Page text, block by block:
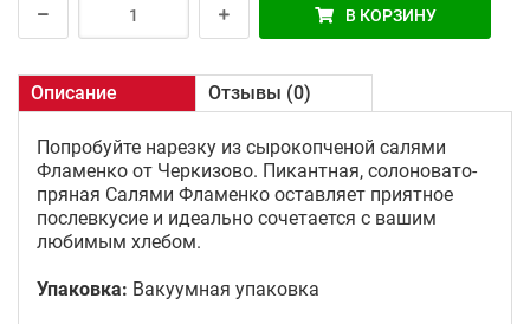
В КОРЗИНУ
Описание Отзывы (0)
Попробуйте нарезку из сырокопченой салями
Фламенко от Черкизово. Пикантная, солоновато-
пряная Салями Фламенко оставляет приятное
послевкусие и идеально сочетается с вашим
любимым хлебом.
Упаковка: Вакуумная упаковка